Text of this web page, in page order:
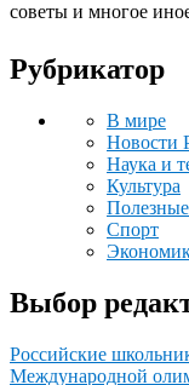
советы и многое
Рубрикатор
В мире
Новости
Наука и
Культура
Спорт
Выбор
Российские
Международной